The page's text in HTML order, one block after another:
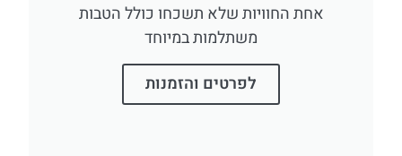
אחת החוויות שלא תשכחו כולל הטבות
משתלמות במיוחד
לפרטים והזמנות